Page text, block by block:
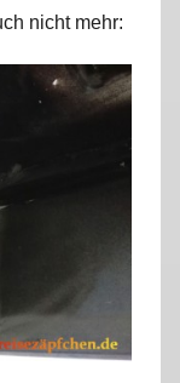
nicht mehr: